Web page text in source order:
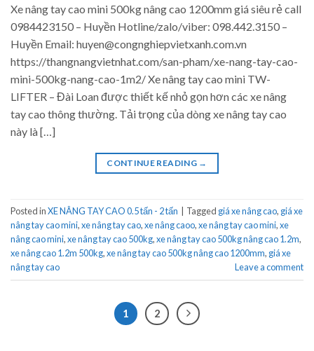
Xe nâng tay cao mini 500kg nâng cao 1200mm giá siêu rẻ call
0984423150 – Huyền Hotline/zalo/viber: 098.442.3150 –
Huyền Email: huyen@congnghiepvietxanh.com.vn
https://thangnangvietnhat.com/san-pham/xe-nang-tay-cao-
mini-500kg-nang-cao-1m2/ Xe nâng tay cao mini TW-
LIFTER – Đài Loan được thiết kế nhỏ gọn hơn các xe nâng
tay cao thông thường. Tải trọng của dòng xe nâng tay cao
này là […]
CONTINUE READING →
Posted inXE NÂNG TAY CAO 0.5 tấn - 2 tấn Tagged giá xe nâng cao, giá xe
nâng tay cao mini,xe nâng tay cao,xe nâng caoo,xe nâng tay cao mini,xe
nâng cao mini,xe nâng tay cao 500kg,xe nâng tay cao 500kg nâng cao 1.2m,
xe nâng cao 1.2m 500kg,xe nâng tay cao 500kg nâng cao 1200mm, giá xe
nâng tay cao
Leave a comment
1 2